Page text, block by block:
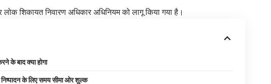
शिकायत निवारण अधिकार अधिनियम को लागू किया गया है।
के बाद क्या होगा
के लिए समय सीमा ओर शुल्क